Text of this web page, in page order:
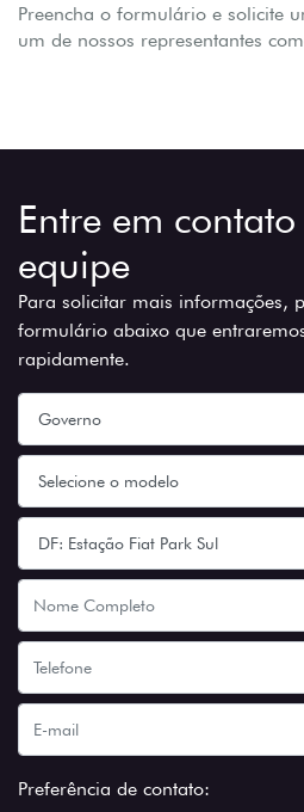
Preencha o formulário e solicite
um de nossos representantes
Entre em
equipe
Para solicitar mais informações,
formulário abaixo que
rapidamente.
Preferência de contato: